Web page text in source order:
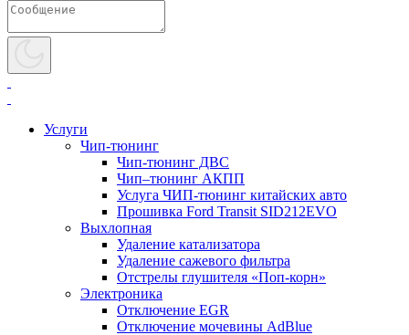
Услуги
Чип-тюнинг
Чип-тюнинг ДВС
Чип–тюнинг АКПП
Услуга ЧИП-тюнинг китайских авто
Прошивка Ford Transit SID212EVO
Выхлопная
Удаление катализатора
Удаление сажевого фильтра
Отстрелы глушителя «Поп-корн»
Электроника
Отключение EGR
Отключение мочевины AdBlue